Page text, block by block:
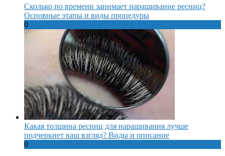
Сколько по времени занимает наращивание ресниц?
Основные этапы и виды процедуры
0
Какая толщина ресниц для наращивания лучше
подчеркнет ваш взгляд? Виды и описание
0